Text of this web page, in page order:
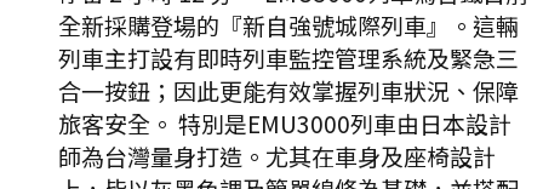
全新採購登場的『新自強號城際列車』。這輛
列車主打設有即時列車監控管理系統及緊急三
合一按鈕；因此更能有效掌握列車狀況、保障
旅客安全。 特別是EMU3000列車由日本設計
師為台灣量身打造。尤其在車身及座椅設計